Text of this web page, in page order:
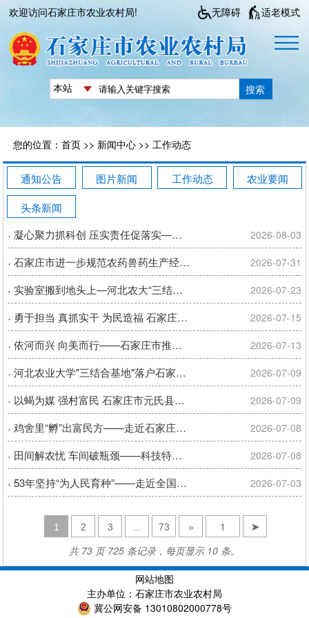
欢迎访问石家庄市农业农村局! 无障碍 适老模式
搜索
您的位置： 首页>> 新闻中心>> 工作动态
通知公告 图片新闻 工作动态
农业要闻
头条新闻
· 凝心聚力抓科创 压实责任促落实——全市2026年农业科技教育工作培训会召开 2026-08-03
· 石家庄市进一步规范农药兽药生产经营 使用综合整治行动问题线索征集启事 2026-07-31
· 实验室搬到地头上—河北农大“三结合基地”落地市农科院赵县基地 2026-07-23
· 勇于担当 真抓实干 为民造福 石家庄市各单位深入开展树立和践行正确政绩观学习教育 2026-07-15
· 依河而兴 向美而行——石家庄市推进滹沱河沿岸和美乡村重点片区建设 2026-07-13
· 河北农业大学"三结合基地"落户石家庄市农林科学研究院赵县实验基地 2026-07-09
· 以蝎为媒 强村富民 石家庄市元氏县特色养殖拓新路 2026-07-09
· 鸡舍里“孵”出富民方——走近石家庄市优秀共产党员、市畜牧技术推广站农业技术推广研究员褚素乔 2026-07-08
· 田间解农忧 车间破瓶颈——科技特派员“把脉”开方送先进技术到一线 2026-07-08
· 53年坚持“为人民育种”——走近全国优秀共产党员、石家庄市农林科学研究院名誉院长、研究员郭进考 2026-07-03
1 2 3 ... 73 » ➤
共 73 页 725 条记录，每页显示 10 条。
网站地图
主办单位：石家庄市农业农村局
冀公网安备 13010802000778号